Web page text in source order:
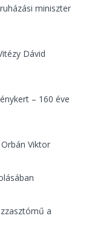
miniszter
Dávid
– 160 éve
Viktor
a